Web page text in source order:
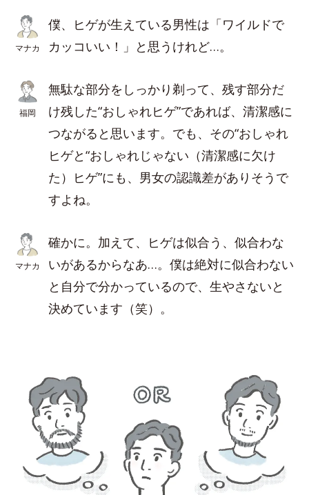
マナカ
僕、ヒゲが生えている男性は「ワイルドで
カッコいい！」と思うけれど…。
福岡
無駄な部分をしっかり剃って、残す部分だ
け残した“おしゃれヒゲ”であれば、清潔感に
つながると思います。でも、その“おしゃれ
ヒゲと“おしゃれじゃない（清潔感に欠け
た）ヒゲ”にも、男女の認識差がありそうで
すよね。
マナカ
確かに。加えて、ヒゲは似合う、似合わな
いがあるからなあ…。僕は絶対に似合わない
と自分で分かっているので、生やさないと
決めています（笑）。